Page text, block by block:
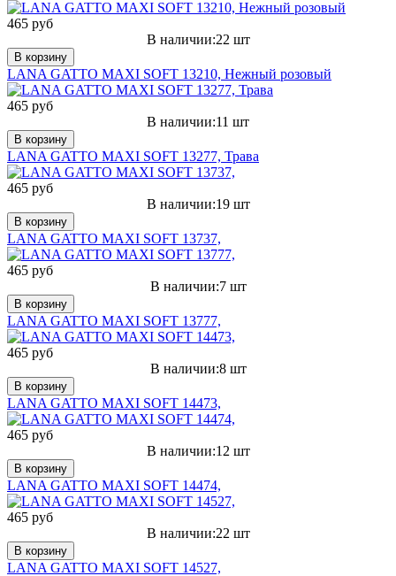
465 руб
В наличии:22 шт
В корзину
LANA GATTO MAXI SOFT 13210, Нежный розовый
465 руб
В наличии:11 шт
В корзину
LANA GATTO MAXI SOFT 13277, Трава
465 руб
В наличии:19 шт
В корзину
LANA GATTO MAXI SOFT 13737,
465 руб
В наличии:7 шт
В корзину
LANA GATTO MAXI SOFT 13777,
465 руб
В наличии:8 шт
В корзину
LANA GATTO MAXI SOFT 14473,
465 руб
В наличии:12 шт
В корзину
LANA GATTO MAXI SOFT 14474,
465 руб
В наличии:22 шт
В корзину
LANA GATTO MAXI SOFT 14527,